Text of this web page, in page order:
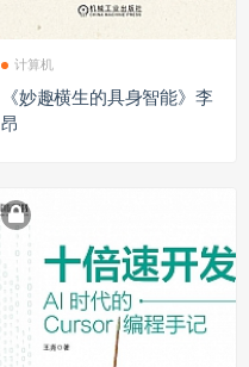
计算机
《妙趣横生的具身智能》李
昂